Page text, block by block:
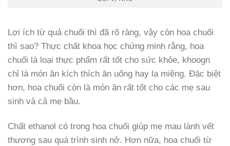
Lợi ích từ quả chuối thì đã rõ ràng, vậy còn hoa chuối
thì sao? Thực chất khoa học chứng minh rằng, hoa
chuối là loại thực phẩm rất tốt cho sức khỏe, khoogn
chỉ là món ăn kích thích ăn uống hay lạ miệng. Đặc biệt
hơn, hoa chuối còn là món ăn rất tốt cho các mẹ sau
sinh và cả mẹ bầu.
Chất ethanol có trong hoa chuối giúp mẹ mau lành vết
thương sau quá trình sinh nở. Hơn nữa, hoa chuối từ